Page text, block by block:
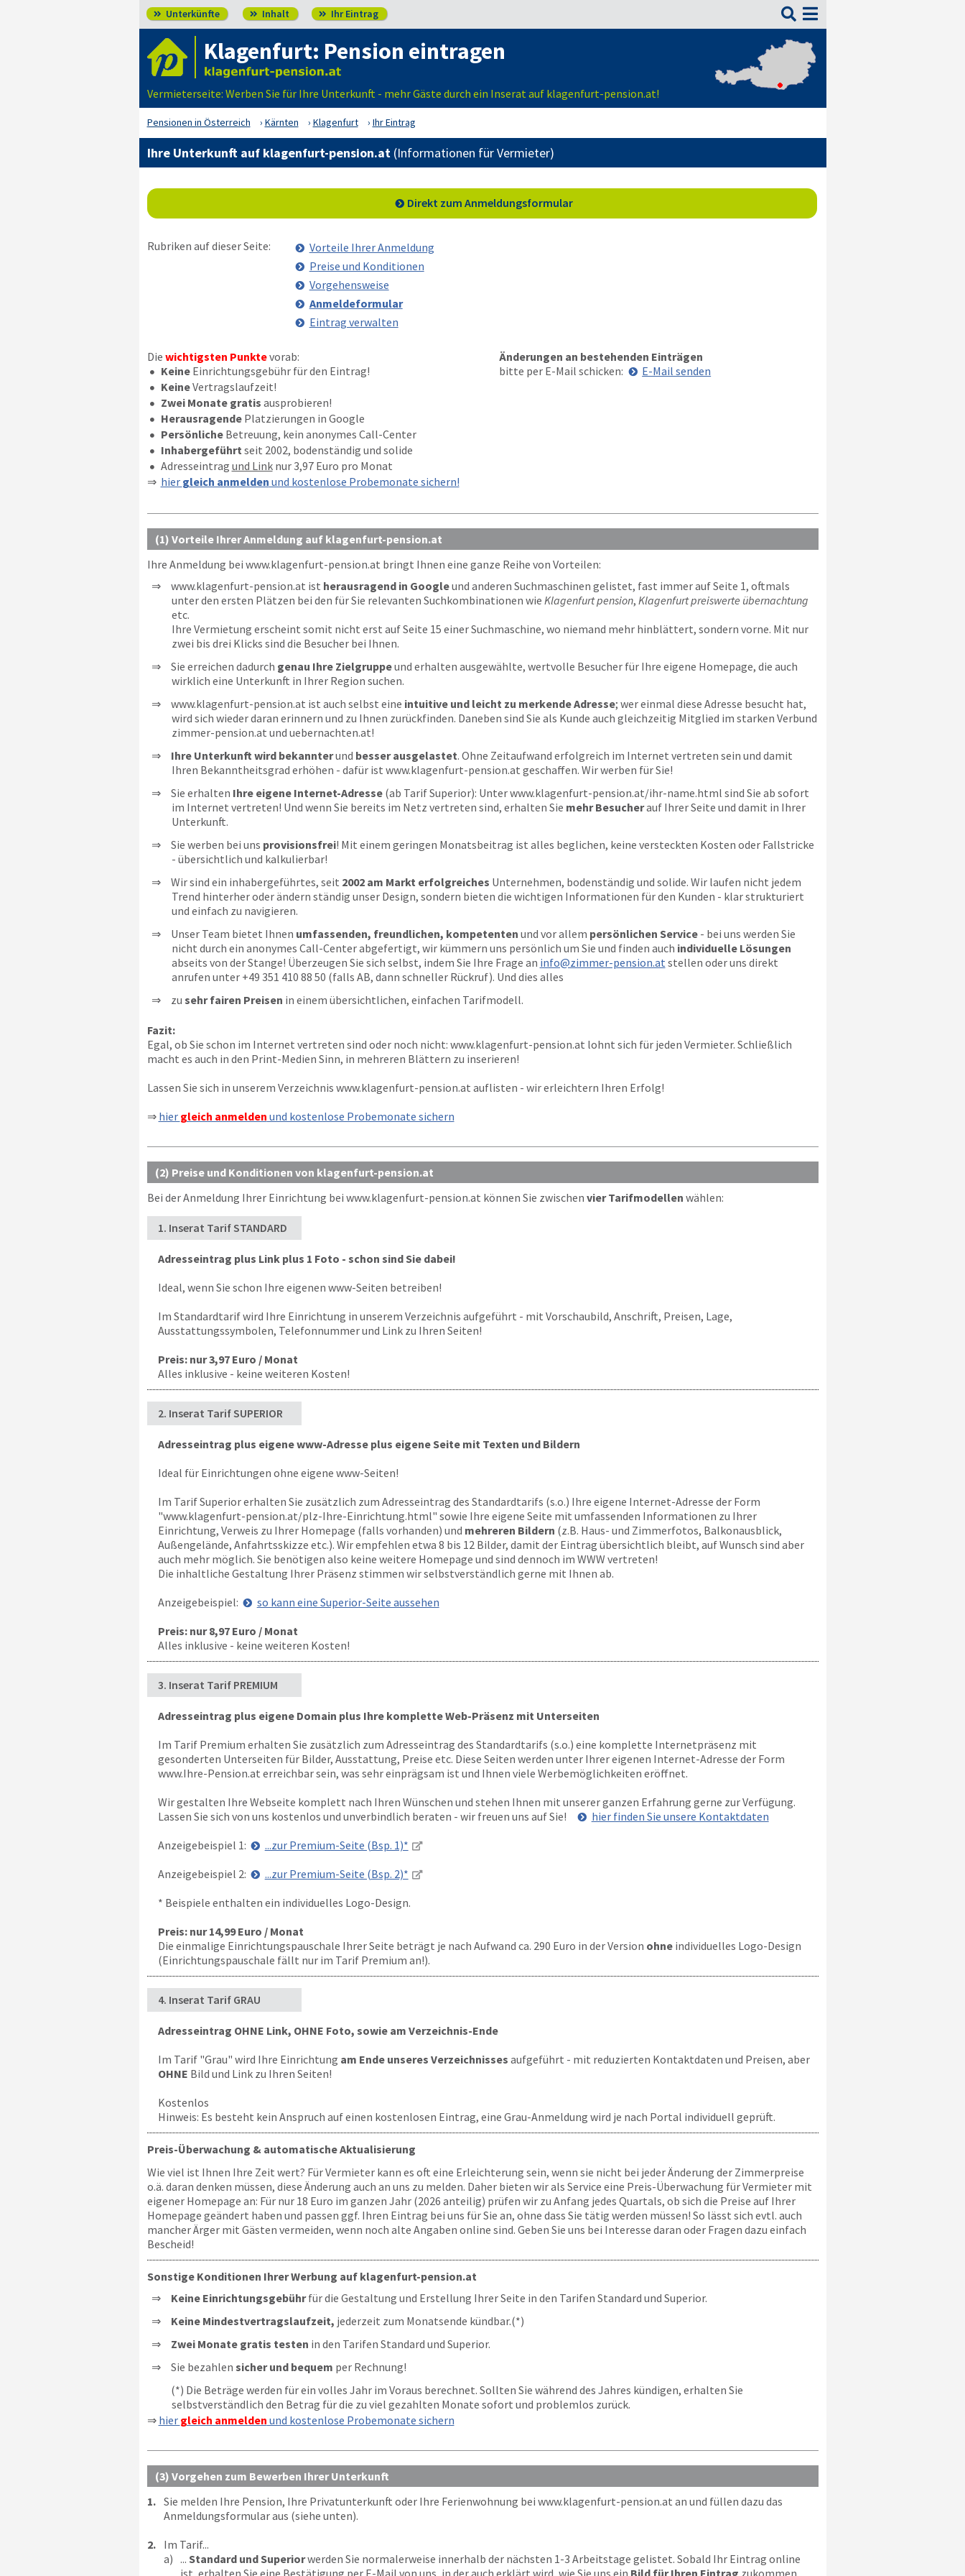
 Unterkünfte  Inhalt  Ihr Eintrag 
Klagenfurt: Pension eintragen
Vermieterseite: Werben Sie für Ihre Unterkunft - mehr Gäste durch ein Inserat auf klagenfurt-pension.at!
Pensionen in Österreich Kärnten Klagenfurt Ihr Eintrag
Ihre Unterkunft auf klagenfurt-pension.at (Informationen für Vermieter)
Direkt zum Anmeldungsformular
Rubriken auf dieser Seite:
Vorteile Ihrer Anmeldung
Preise und Konditionen
Vorgehensweise
Anmeldeformular
Eintrag verwalten
Die wichtigsten Punktevorab:
KeineEinrichtungsgebühr für den Eintrag!
KeineVertragslaufzeit!
Zwei Monate gratis ausprobieren!
Änderungen an bestehenden Einträgen
bitte per E-Mail schicken:
E-Mail senden
HerausragendePlatzierungen in Google
PersönlicheBetreuung, kein anonymes Call-Center
Inhabergeführt seit 2002, bodenständig und solide
Adresseintrag und Linknur 3,97 Euro pro Monat
hier gleich anmelden und kostenlose Probemonate sichern!
(1) Vorteile Ihrer Anmeldung auf klagenfurt-pension.at
Ihre Anmeldung bei www.klagenfurt-pension.at bringt Ihnen eine ganze Reihe von Vorteilen:
www.klagenfurt-pension.at ist herausragend in Googleund anderen Suchmaschinen gelistet, fast immer auf Seite 1, oftmals
unter den ersten Plätzen bei den für Sie relevanten Suchkombinationen wie Klagenfurt pension, Klagenfurt preiswerte übernachtung
etc.
Ihre Vermietung erscheint somit nicht erst auf Seite 15 einer Suchmaschine, wo niemand mehr hinblättert, sondern vorne. Mit nur
zwei bis drei Klicks sind die Besucher bei Ihnen.
Sie erreichen dadurch genau Ihre Zielgruppeund erhalten ausgewählte, wertvolle Besucher für Ihre eigene Homepage, die auch
wirklich eine Unterkunft in Ihrer Region suchen.
www.klagenfurt-pension.at ist auch selbst eine intuitive und leicht zu merkende Adresse; wer einmal diese Adresse besucht hat,
wird sich wieder daran erinnern und zu Ihnen zurückfinden. Daneben sind Sie als Kunde auch gleichzeitig Mitglied im starken Verbund
zimmer-pension.at und uebernachten.at!
Ihre Unterkunft wird bekannterund besser ausgelastet. Ohne Zeitaufwand erfolgreich im Internet vertreten sein und damit
Ihren Bekanntheitsgrad erhöhen - dafür ist www.klagenfurt-pension.at geschaffen. Wir werben für Sie!
Sie erhalten Ihre eigene Internet-Adresse(ab Tarif Superior): Unter www.klagenfurt-pension.at/ihr-name.html sind Sie ab sofort
im Internet vertreten! Und wenn Sie bereits im Netz vertreten sind, erhalten Sie mehr Besucherauf Ihrer Seite und damit in Ihrer
Unterkunft.
Sie werben bei uns provisionsfrei! Mit einem geringen Monatsbeitrag ist alles beglichen, keine versteckten Kosten oder Fallstricke
- übersichtlich und kalkulierbar!
Wir sind ein inhabergeführtes, seit 2002 am Markt erfolgreiches Unternehmen, bodenständig und solide. Wir laufen nicht jedem
Trend hinterher oder ändern ständig unser Design, sondern bieten die wichtigen Informationen für den Kunden - klar strukturiert
und einfach zu navigieren.
Unser Team bietet Ihnen umfassenden, freundlichen, kompetenten und vor allem persönlichen Service- bei uns werden Sie
nicht durch ein anonymes Call-Center abgefertigt, wir kümmern uns persönlich um Sie und finden auch individuelle Lösungen
abseits von der Stange! Überzeugen Sie sich selbst, indem Sie Ihre Frage an info@zimmer-pension.at stellen oder uns direkt
anrufen unter +49 351 410 88 50 (falls AB, dann schneller Rückruf). Und dies alles
zu sehr fairen Preisen in einem übersichtlichen, einfachen Tarifmodell.
Fazit:
Egal, ob Sie schon im Internet vertreten sind oder noch nicht: www.klagenfurt-pension.at lohnt sich für jeden Vermieter. Schließlich
macht es auch in den Print-Medien Sinn, in mehreren Blättern zu inserieren!
Lassen Sie sich in unserem Verzeichnis www.klagenfurt-pension.at auflisten - wir erleichtern Ihren Erfolg!
⇒ hier gleich anmelden und kostenlose Probemonate sichern
(2) Preise und Konditionen von klagenfurt-pension.at
Bei der Anmeldung Ihrer Einrichtung bei www.klagenfurt-pension.at können Sie zwischen vier Tarifmodellen wählen:
1. Inserat Tarif STANDARD
Adresseintrag plus Link plus 1 Foto - schon sind Sie dabei!
Ideal, wenn Sie schon Ihre eigenen www-Seiten betreiben!
Im Standardtarif wird Ihre Einrichtung in unserem Verzeichnis aufgeführt - mit Vorschaubild, Anschrift, Preisen, Lage,
Ausstattungssymbolen, Telefonnummer und Link zu Ihren Seiten!
Preis: nur 3,97 Euro / Monat
Alles inklusive - keine weiteren Kosten!
2. Inserat Tarif SUPERIOR
Adresseintrag plus eigene www-Adresse plus eigene Seite mit Texten und Bildern
Ideal für Einrichtungen ohne eigene www-Seiten!
Im Tarif Superior erhalten Sie zusätzlich zum Adresseintrag des Standardtarifs (s.o.) Ihre eigene Internet-Adresse der Form
"www.klagenfurt-pension.at/plz-Ihre-Einrichtung.html" sowie Ihre eigene Seite mit umfassenden Informationen zu Ihrer
Einrichtung, Verweis zu Ihrer Homepage (falls vorhanden) und mehreren Bildern (z.B. Haus- und Zimmerfotos, Balkonausblick,
Außengelände, Anfahrtsskizze etc.). Wir empfehlen etwa 8 bis 12 Bilder, damit der Eintrag übersichtlich bleibt, auf Wunsch sind aber
auch mehr möglich. Sie benötigen also keine weitere Homepage und sind dennoch im WWW vertreten!
Die inhaltliche Gestaltung Ihrer Präsenz stimmen wir selbstverständlich gerne mit Ihnen ab.
Anzeigebeispiel:
so kann eine Superior-Seite aussehen
Preis: nur 8,97 Euro / Monat
Alles inklusive - keine weiteren Kosten!
3. Inserat Tarif PREMIUM
Adresseintrag plus eigene Domain plus Ihre komplette Web-Präsenz mit Unterseiten
Im Tarif Premium erhalten Sie zusätzlich zum Adresseintrag des Standardtarifs (s.o.) eine komplette Internetpräsenz mit
gesonderten Unterseiten für Bilder, Ausstattung, Preise etc. Diese Seiten werden unter Ihrer eigenen Internet-Adresse der Form
www.Ihre-Pension.at erreichbar sein, was sehr einprägsam ist und Ihnen viele Werbemöglichkeiten eröffnet.
Wir gestalten Ihre Webseite komplett nach Ihren Wünschen und stehen Ihnen mit unserer ganzen Erfahrung gerne zur Verfügung.
Lassen Sie sich von uns kostenlos und unverbindlich beraten - wir freuen uns auf Sie!
hier finden Sie unsere Kontaktdaten
Anzeigebeispiel 1:
...zur Premium-Seite (Bsp. 1)*
Anzeigebeispiel 2:
...zur Premium-Seite (Bsp. 2)*
* Beispiele enthalten ein individuelles Logo-Design.
Preis: nur 14,99 Euro / Monat
Die einmalige Einrichtungspauschale Ihrer Seite beträgt je nach Aufwand ca. 290 Euro in der Version ohneindividuelles Logo-Design
(Einrichtungspauschale fällt nur im Tarif Premium an!).
4. Inserat Tarif GRAU
Adresseintrag OHNE Link, OHNE Foto, sowie am Verzeichnis-Ende
Im Tarif "Grau" wird Ihre Einrichtung am Ende unseres Verzeichnisses aufgeführt - mit reduzierten Kontaktdaten und Preisen, aber
OHNE Bild und Link zu Ihren Seiten!
Kostenlos
Hinweis: Es besteht kein Anspruch auf einen kostenlosen Eintrag, eine Grau-Anmeldung wird je nach Portal individuell geprüft.
Preis-Überwachung & automatische Aktualisierung
Wie viel ist Ihnen Ihre Zeit wert? Für Vermieter kann es oft eine Erleichterung sein, wenn sie nicht bei jeder Änderung der Zimmerpreise
o.ä. daran denken müssen, diese Änderung auch an uns zu melden. Daher bieten wir als Service eine Preis-Überwachung für Vermieter mit
eigener Homepage an: Für nur 18 Euro im ganzen Jahr (2026 anteilig) prüfen wir zu Anfang jedes Quartals, ob sich die Preise auf Ihrer
Homepage geändert haben und passen ggf. Ihren Eintrag bei uns für Sie an, ohne dass Sie tätig werden müssen! So lässt sich evtl. auch
mancher Ärger mit Gästen vermeiden, wenn noch alte Angaben online sind. Geben Sie uns bei Interesse daran oder Fragen dazu einfach
Bescheid!
Sonstige Konditionen Ihrer Werbung auf klagenfurt-pension.at
Keine Einrichtungsgebührfür die Gestaltung und Erstellung Ihrer Seite in den Tarifen Standard und Superior.
Keine Mindestvertragslaufzeit, jederzeit zum Monatsende kündbar.(*)
Zwei Monate gratis testen in den Tarifen Standard und Superior.
Sie bezahlen sicher und bequem per Rechnung!
(*) Die Beträge werden für ein volles Jahr im Voraus berechnet. Sollten Sie während des Jahres kündigen, erhalten Sie
selbstverständlich den Betrag für die zu viel gezahlten Monate sofort und problemlos zurück.
⇒ hier gleich anmelden und kostenlose Probemonate sichern
(3) Vorgehen zum Bewerben Ihrer Unterkunft
1. Sie melden Ihre Pension, Ihre Privatunterkunft oder Ihre Ferienwohnung bei www.klagenfurt-pension.at an und füllen dazu das
Anmeldungsformular aus (siehe unten).
2.
Im Tarif...
a) ... Standard und Superiorwerden Sie normalerweise innerhalb der nächsten 1-3 Arbeitstage gelistet. Sobald Ihr Eintrag online
ist, erhalten Sie eine Bestätigung per E-Mail von uns, in der auch erklärt wird, wie Sie uns ein Bild für Ihren Eintrag zukommen